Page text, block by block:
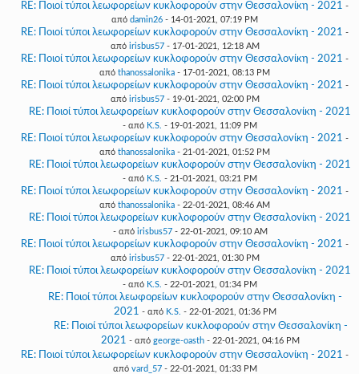
RE: Ποιοί τύποι λεωφορείων κυκλοφορούν στην Θεσσαλονίκη - 2021 -
από damin26 - 14-01-2021, 07:19 PM
RE: Ποιοί τύποι λεωφορείων κυκλοφορούν στην Θεσσαλονίκη - 2021 -
από irisbus57- 17-01-2021, 12:18 AM
RE: Ποιοί τύποι λεωφορείων κυκλοφορούν στην Θεσσαλονίκη - 2021 -
από thanossalonika - 17-01-2021, 08:13 PM
RE: Ποιοί τύποι λεωφορείων κυκλοφορούν στην Θεσσαλονίκη - 2021 -
από irisbus57- 19-01-2021, 02:00 PM
RE: Ποιοί τύποι λεωφορείων κυκλοφορούν στην Θεσσαλονίκη - 2021
- από K.S. - 19-01-2021, 11:09 PM
RE: Ποιοί τύποι λεωφορείων κυκλοφορούν στην Θεσσαλονίκη - 2021 -
από thanossalonika - 21-01-2021, 01:52 PM
RE: Ποιοί τύποι λεωφορείων κυκλοφορούν στην Θεσσαλονίκη - 2021
- από K.S. - 21-01-2021, 03:21 PM
RE: Ποιοί τύποι λεωφορείων κυκλοφορούν στην Θεσσαλονίκη - 2021 -
από thanossalonika - 22-01-2021, 08:46 AM
RE: Ποιοί τύποι λεωφορείων κυκλοφορούν στην Θεσσαλονίκη - 2021
- από irisbus57- 22-01-2021, 09:10 AM
RE: Ποιοί τύποι λεωφορείων κυκλοφορούν στην Θεσσαλονίκη - 2021 -
από irisbus57- 22-01-2021, 01:30 PM
RE: Ποιοί τύποι λεωφορείων κυκλοφορούν στην Θεσσαλονίκη - 2021
- από K.S. - 22-01-2021, 01:34 PM
RE: Ποιοί τύποι λεωφορείων κυκλοφορούν στην Θεσσαλονίκη -
2021 - από K.S. - 22-01-2021, 01:36 PM
RE: Ποιοί τύποι λεωφορείων κυκλοφορούν στην Θεσσαλονίκη -
2021 - από george-oasth - 22-01-2021, 04:16 PM
RE: Ποιοί τύποι λεωφορείων κυκλοφορούν στην Θεσσαλονίκη - 2021 -
από vard_57- 22-01-2021, 01:33 PM